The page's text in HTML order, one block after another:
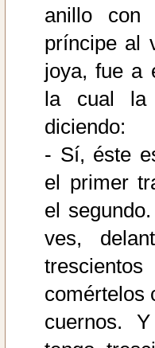
anillo con
príncipe al
joya, fue a
la cual la
diciendo:
- Sí, éste
el primer
el
ves,
comértelos
cuernos.